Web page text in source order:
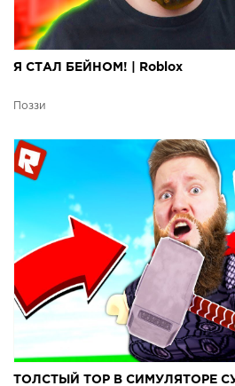
Я СТАЛ БЕЙНОМ! | Roblox
Поззи
ТОЛСТЫЙ ТОР В СИМУЛЯТОРЕ